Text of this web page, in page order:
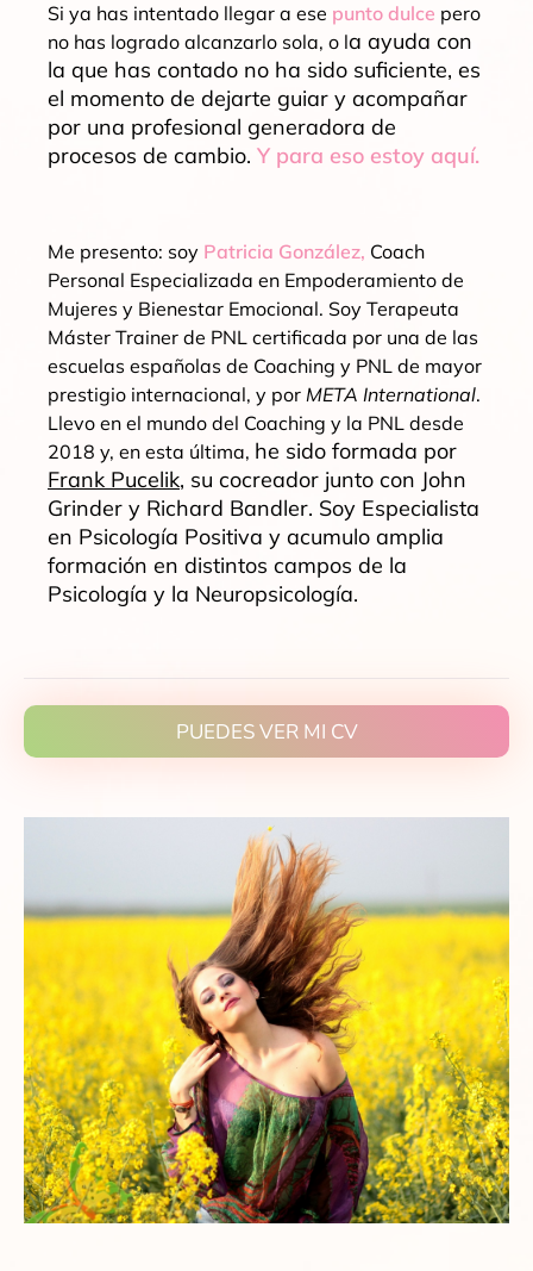
Si ya has intentado llegar a ese punto dulce pero
no has logrado alcanzarlo sola, o la ayuda con
la que has contado no ha sido suficiente, es
el momento de dejarte guiar y acompañar
por una profesional generadora de
procesos de cambio. Y para eso estoy aquí.
Me presento: soy Patricia González, Coach
Personal Especializada en Empoderamiento de
Mujeres y Bienestar Emocional. Soy Terapeuta
Máster Trainer de PNL certificada por una de las
escuelas españolas de Coaching y PNL de mayor
prestigio internacional, y por META International.
Llevo en el mundo del Coaching y la PNL desde
2018 y, en esta última, he sido formada por
Frank Pucelik, su cocreador junto con John
Grinder y Richard Bandler. Soy Especialista
en Psicología Positiva y acumulo amplia
formación en distintos campos de la
Psicología y la Neuropsicología.
PUEDES VER MI CV